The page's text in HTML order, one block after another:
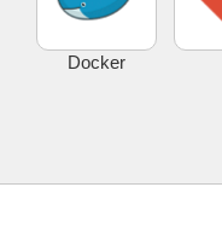
Docker